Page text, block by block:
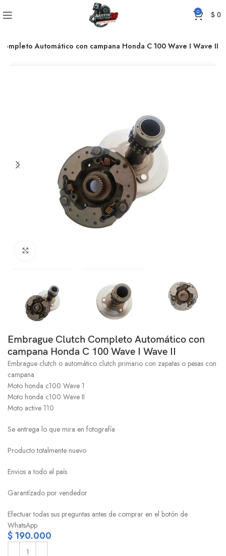
0 $0
Automático con campana Honda C 100 Wave I Wave II
Embrague Clutch Completo Automático con
campana Honda C 100 Wave I Wave II
Embrague clutch o automático clutch primario con zapatas o pesas con
campana
Moto honda c100 Wave 1
Moto honda c100 Wave II
Moto active 110
Se entrega lo que mira en fotografía
Producto totalmente nuevo
Envios a todo el país
Garantízado por vendedor
Efectuar todas sus preguntas antes de comprar en el botón de
WhatsApp
$ 190.000